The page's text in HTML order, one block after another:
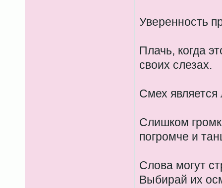
Уверенность
Плачь, когда
своих слезах.
Смех
Слишком
погромче и
Слова могут
Выбирай их